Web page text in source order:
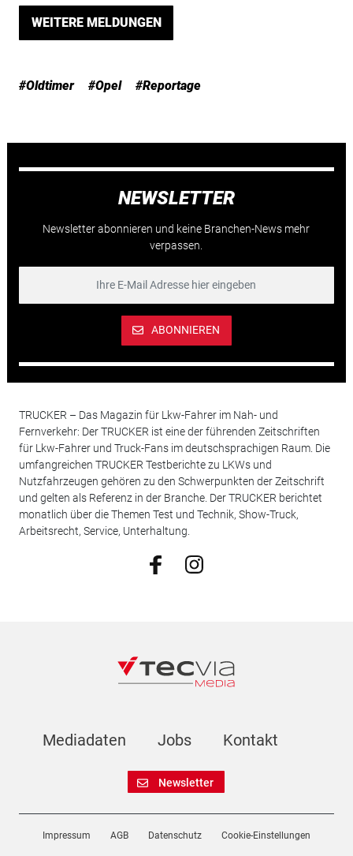
WEITERE MELDUNGEN
#Oldtimer #Opel #Reportage
NEWSLETTER
Newsletter abonnieren und keine Branchen-News mehr
verpassen.
ABONNIEREN
TRUCKER – Das Magazin für Lkw-Fahrer im Nah- und
Fernverkehr: Der TRUCKER ist eine der führenden Zeitschriften
für Lkw-Fahrer und Truck-Fans im deutschsprachigen Raum. Die
umfangreichen TRUCKER Testberichte zu LKWs und
Nutzfahrzeugen gehören zu den Schwerpunkten der Zeitschrift
und gelten als Referenz in der Branche. Der TRUCKER berichtet
monatlich über die Themen Test und Technik, Show-Truck,
Arbeitsrecht, Service, Unterhaltung.
Mediadaten Jobs Kontakt
Newsletter
Impressum AGB Datenschutz Cookie-Einstellungen